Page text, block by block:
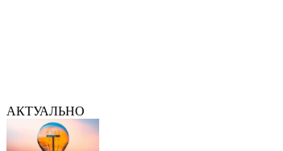
АКТУАЛЬНО